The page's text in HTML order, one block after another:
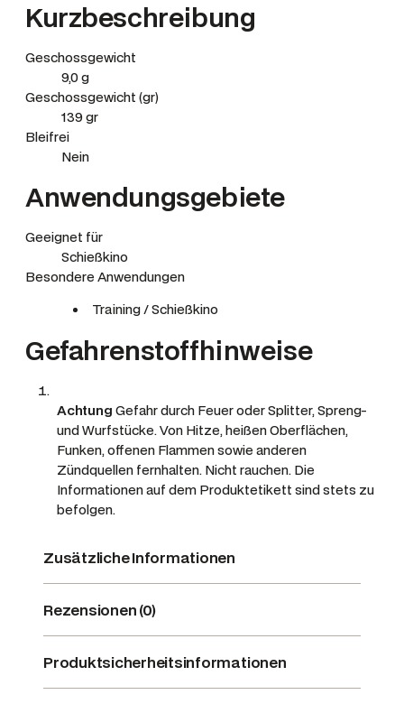
r
M
e
g
Kurzbeschreibung
Geschossgewicht
9,0 g
Geschossgewicht (gr)
139 gr
Bleifrei
Nein
Anwendungsgebiete
Geeignet für
Schießkino
Besondere Anwendungen
Training / Schießkino
Gefahrenstoffhinweise
Achtung Gefahr durch Feuer oder Splitter, Spreng-
und Wurfstücke. Von Hitze, heißen Oberflächen,
Funken, offenen Flammen sowie anderen
Zündquellen fernhalten. Nicht rauchen. Die
Informationen auf dem Produktetikett sind stets zu
befolgen.
Zusätzliche Informationen
Rezensionen (0)
Produktsicherheitsinformationen